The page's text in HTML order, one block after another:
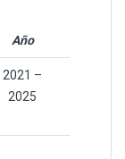
Año
2021 –
2025